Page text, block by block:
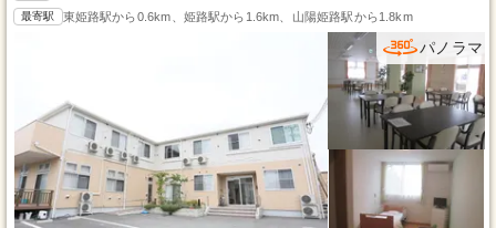
最寄駅 東姫路駅から0.6km、姫路駅から1.6km、山陽姫路駅から1.8km
パノラマ